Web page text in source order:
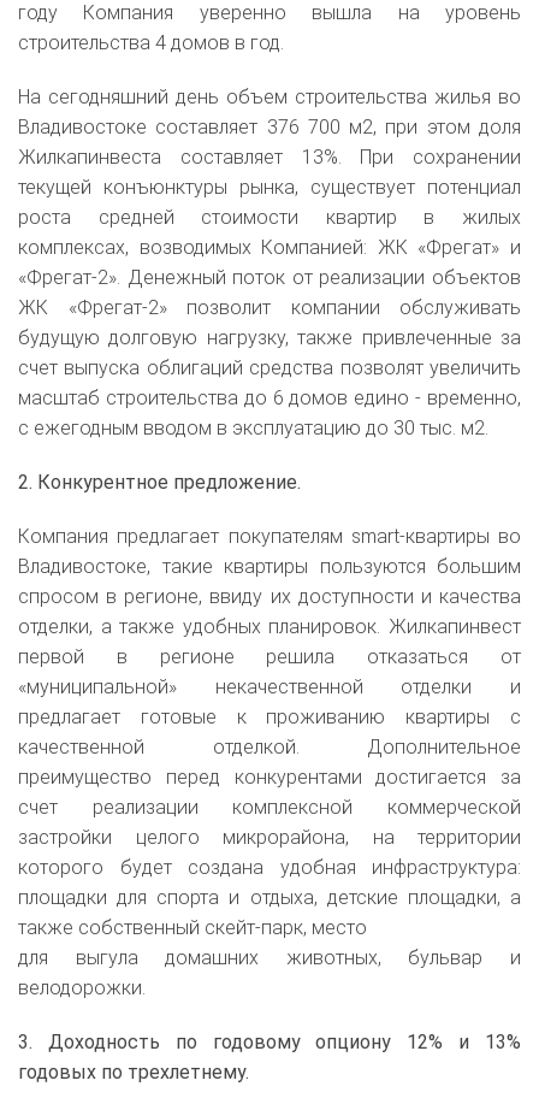
году Компания уверенно вышла на уровень
строительства 4 домов в год.
На сегодняшний день объем строительства жилья во
Владивостоке составляет 376 700 м2, при этом доля
Жилкапинвеста составляет 13%. При сохранении
текущей конъюнктуры рынка, существует потенциал
роста средней стоимости квартир в жилых
комплексах, возводимых Компанией: ЖК «Фрегат» и
«Фрегат-2». Денежный поток от реализации объектов
ЖК «Фрегат-2» позволит компании обслуживать
будущую долговую нагрузку, также привлеченные за
счет выпуска облигаций средства позволят увеличить
масштаб строительства до 6 домов едино - временно,
с ежегодным вводом в эксплуатацию до 30 тыс. м2.
2. Конкурентное предложение.
Компания предлагает покупателям smart-квартиры во
Владивостоке, такие квартиры пользуются большим
спросом в регионе, ввиду их доступности и качества
отделки, а также удобных планировок. Жилкапинвест
первой в регионе решила отказаться от
«муниципальной» некачественной отделки и
предлагает готовые к проживанию квартиры с
качественной отделкой. Дополнительное
преимущество перед конкурентами достигается за
счет реализации комплексной коммерческой
застройки целого микрорайона, на территории
которого будет создана удобная инфраструктура:
площадки для спорта и отдыха, детские площадки, а
также собственный скейт-парк, место
для выгула домашних животных, бульвар и
велодорожки.
3. Доходность по годовому опциону 12% и 13%
годовых по трехлетнему.